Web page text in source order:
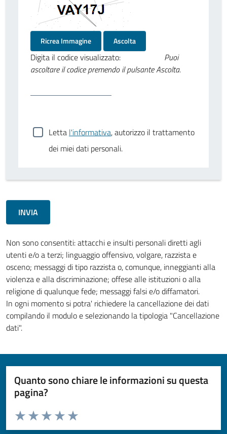
Ricrea Immagine Ascolta
Digita il codice visualizzato:
Puoi
ascoltare il codice premendo il pulsante Ascolta.
Letta l'informativa, autorizzo il trattamento
dei miei dati personali.
Non sono consentiti: attacchi e insulti personali diretti agli
utenti e/o a terzi; linguaggio offensivo, volgare, razzista e
osceno; messaggi di tipo razzista o, comunque, inneggianti alla
violenza e alla discriminazione; offese alle istituzioni o alla
religione di qualunque fede; messaggi falsi e/o diffamatori.
In ogni momento si potra' richiedere la cancellazione dei dati
compilando il modulo e selezionando la tipologia "Cancellazione
dati".
Quanto sono chiare le informazioni su questa
pagina?
Valuta da 1 a 5 stelle la pagina
Valuta 5 stelle su 5
Valuta 4 stelle su 5
Valuta 3 stelle su 5
Valuta 2 stelle su 5
Valuta 1 stelle su 5